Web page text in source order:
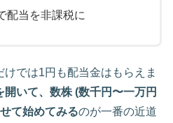
配当を非課税に
では1円も配当金はもらえま
開いて、数株 (数千円〜一万円
て始めてみるのが一番の近道